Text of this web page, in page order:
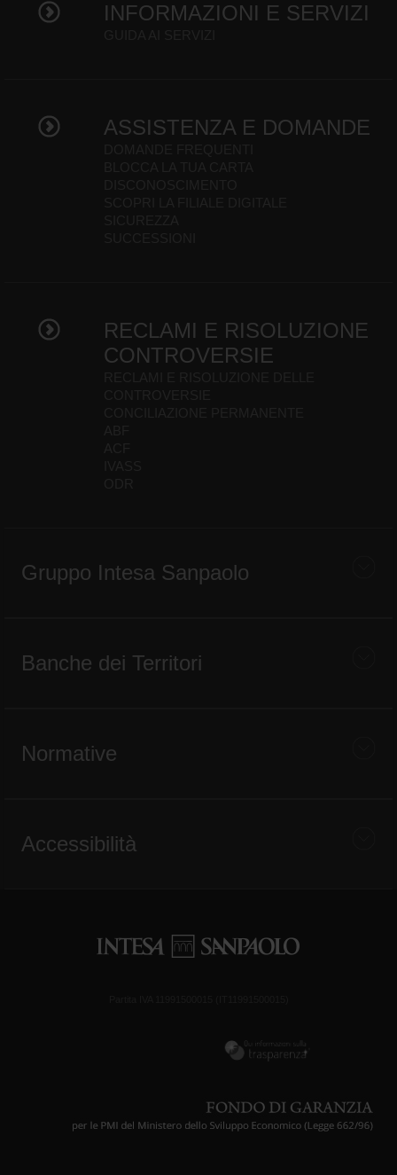
INFORMAZIONI E SERVIZI
ASSISTENZA E DOMANDE
RECLAMI E RISOLUZIONE
CONTROVERSIE
Gruppo Intesa Sanpaolo
Banche dei Territori
Normative
Accessibilità